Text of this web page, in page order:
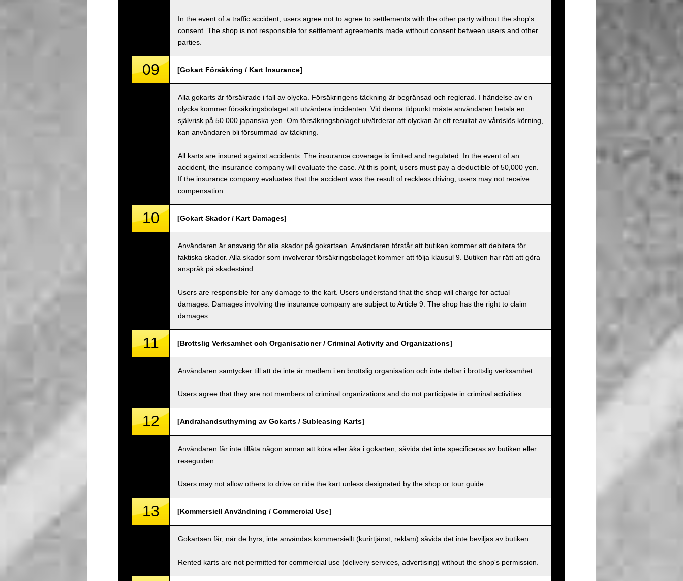
In the event of a traffic accident, users agree not to agree to settlements with the other party without the shop's
consent. The shop is not responsible for settlement agreements made without consent between users and other
parties.
09 [Gokart Försäkring / Kart Insurance]
Alla gokarts är försäkrade i fall av olycka. Försäkringens täckning är begränsad och reglerad. I händelse av en
olycka kommer försäkringsbolaget att utvärdera incidenten. Vid denna tidpunkt måste användaren betala en
självrisk på 50 000 japanska yen. Om försäkringsbolaget utvärderar att olyckan är ett resultat av vårdslös körning,
kan användaren bli försummad av täckning.
All karts are insured against accidents. The insurance coverage is limited and regulated. In the event of an
accident, the insurance company will evaluate the case. At this point, users must pay a deductible of 50,000 yen.
If the insurance company evaluates that the accident was the result of reckless driving, users may not receive
compensation.
10 [Gokart Skador / Kart Damages]
Användaren är ansvarig för alla skador på gokartsen. Användaren förstår att butiken kommer att debitera för
faktiska skador. Alla skador som involverar försäkringsbolaget kommer att följa klausul 9. Butiken har rätt att göra
anspråk på skadestånd.
Users are responsible for any damage to the kart. Users understand that the shop will charge for actual
damages. Damages involving the insurance company are subject to Article 9. The shop has the right to claim
damages.
11 [Brottslig Verksamhet och Organisationer / Criminal Activity and Organizations]
Användaren samtycker till att de inte är medlem i en brottslig organisation och inte deltar i brottslig verksamhet.
Users agree that they are not members of criminal organizations and do not participate in criminal activities.
12 [Andrahandsuthyrning av Gokarts / Subleasing Karts]
Användaren får inte tillåta någon annan att köra eller åka i gokarten, såvida det inte specificeras av butiken eller
reseguiden.
Users may not allow others to drive or ride the kart unless designated by the shop or tour guide.
13 [Kommersiell Användning / Commercial Use]
Gokartsen får, när de hyrs, inte användas kommersiellt (kurirtjänst, reklam) såvida det inte beviljas av butiken.
Rented karts are not permitted for commercial use (delivery services, advertising) without the shop's permission.